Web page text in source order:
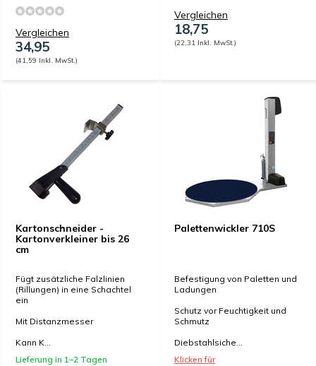
Vergleichen
34,95
(41,59 Inkl. MwSt.)
Vergleichen
18,75
(22,31 Inkl. MwSt.)
Kartonschneider -
Kartonverkleiner bis 26
cm
Fügt zusätzliche Falzlinien
(Rillungen) in eine Schachtel
ein
Mit Distanzmesser
Kann K...
Lieferung in 1–2 Tagen
Palettenwickler 710S
Befestigung von Paletten und
Ladungen
Schutz vor Feuchtigkeit und
Schmutz
Diebstahlsiche...
Klicken für